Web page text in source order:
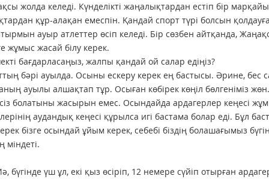
жолда келеді. Күнделікті жаңалықтардан естіп бір
құр-алақан емеспін. Қандай спорт түрі болсын
ауыр атлеттер өсіп келеді. Бір сөзбен айтқанда,
жұмыс жасай білу керек.
бағдарласаңыз, жалпы қандай ой салар едіңіз?
бәрі ауылда. Осыны ескеру керек ең бастысы. Әрине, бес
ауылы алшақтап тұр. Осыған көбірек көңіл бөлгеніміз
болатыны жасырын емес. Осындайда ардагерлер кеңесі
аудандық кеңесі құрылса игі бастама болар еді. Бұл
бізге осындай ұйым керек, себебі біздің болашағымыз
міндеті.
бүгінде үш ұл, екі қыз өсіріп, 12 немере сүйіп отырған